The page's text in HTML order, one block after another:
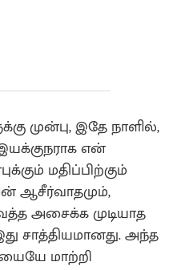
முன்பு, இதே நாளில்,
என்
மதிப்பிற்கும்
ஆசீர்வாதமும்,
அசைக்க முடியாத
சாத்தியமானது. அந்த
மாற்றி